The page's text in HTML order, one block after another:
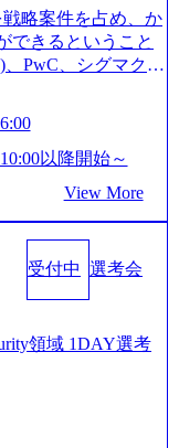
場合がございます
定しております ・
せていただきます
開始となってもご
望の方は、事前に
1day選考会実施日
サルファーム経
のみ。 書類選考
1day選考会当日の
ローバル化により
なった大手企業を
業のトランスフ
社から依頼された
を行います。クラ
し、特にCXOクラ
ンスフォーメー
略案件を占め、か
できるということ
PwC、シグマクシ
す新興ファーム。
ダクト、地方創
岡や北海道在中者
な業界は広げてい
はない制度 ワンプ
(土) 10:00以降開
ておりますので、
性がございます ※
常選考でのご案内
一度の面接で実
最終面接まで完了
以降開始～
View More
受付中 選考会
領域 1DAY選考